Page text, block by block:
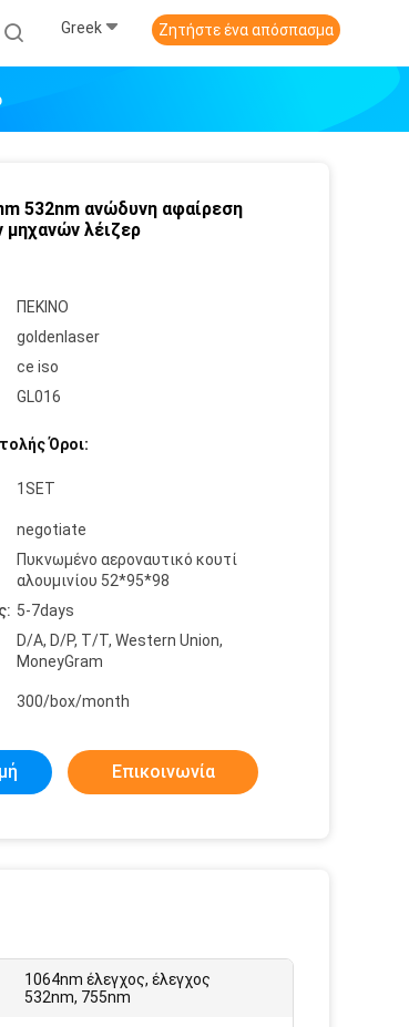
Greek Ζητήστε ένα απόσπασμα
532nm ανώδυνη αφαίρεση
μηχανών λέιζερ
ΠΕΚΙΝΟ
goldenlaser
ce iso
GL016
Όροι:
1SET
negotiate
Πυκνωμένο αεροναυτικό κουτί
αλουμινίου 52*95*98
5-7days
D/A, D/P, T/T, Western Union,
MoneyGram
300/box/month
Επικοινωνία
1064nm έλεγχος, έλεγχος
532nm, 755nm